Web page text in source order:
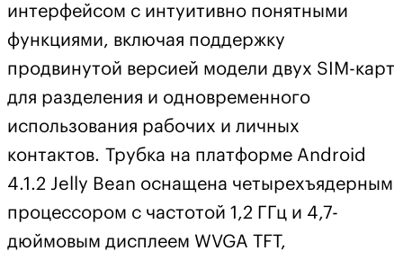
интерфейсом с интуитивно понятными
функциями, включая поддержку
продвинутой версией модели двух SIM-карт
для разделения и одновременного
использования рабочих и личных
контактов. Трубка на платформе Android
4.1.2 Jelly Bean оснащена четырехъядерным
процессором с частотой 1,2 ГГц и 4,7-
дюймовым дисплеем WVGA TFT,